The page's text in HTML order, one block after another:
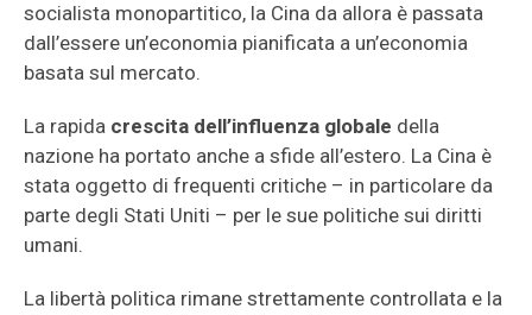
socialista monopartitico, la Cina da allora è passata
dall’essere un’economia pianificata a un’economia
basata sul mercato.
La rapida crescita dell’influenza globale della
nazione ha portato anche a sfide all’estero. La Cina è
stata oggetto di frequenti critiche – in particolare da
parte degli Stati Uniti – per le sue politiche sui diritti
umani.
La libertà politica rimane strettamente controllata e la